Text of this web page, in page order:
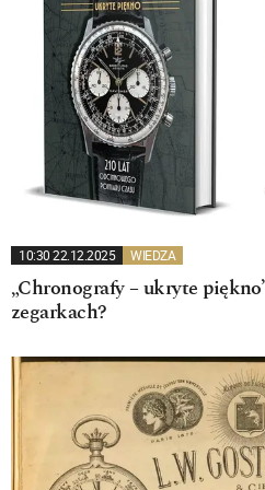
10:30 22.12.2025 WIEDZA
„Chronografy – ukryte
zegarkach?